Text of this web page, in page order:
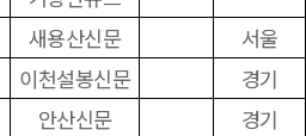
새용산신문
서울
이천설봉신문
경기
안산신문
경기